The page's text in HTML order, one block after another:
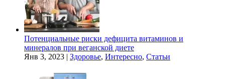
Потенциальные риски дефицита витаминов и
минералов при веганской диете
Янв 3, 2023 | Здоровье, Интересно, Статьи